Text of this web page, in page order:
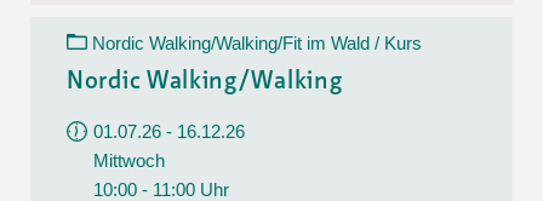
Nordic Walking/Walking/Fit im Wald / Kurs
Nordic Walking/Walking
01.07.26 - 16.12.26
Mittwoch
10:00 - 11:00 Uhr